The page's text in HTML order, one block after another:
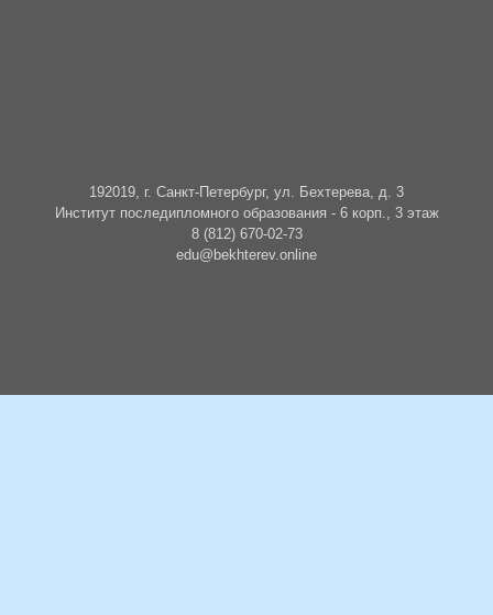
192019, г. Санкт-Петербург, ул. Бехтерева, д. 3
Институт последипломного образования - 6 корп., 3 этаж
8 (812) 670-02-73
edu@bekhterev.online